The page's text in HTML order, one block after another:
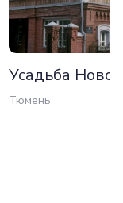
Усадьба
Тюмень